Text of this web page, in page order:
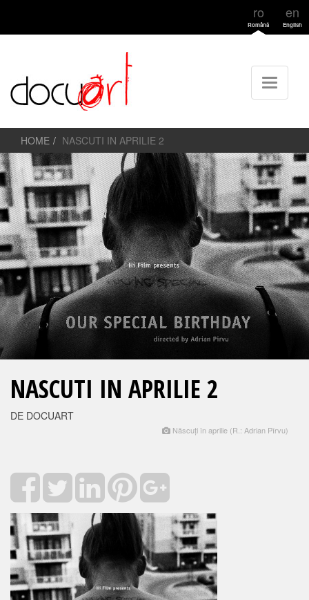
ro
Română
en
English
HOME NASCUTI IN APRILIE 2
NASCUTI IN APRILIE 2
DE DOCUART
Născuți în aprilie (R.: Adrian Pîrvu)